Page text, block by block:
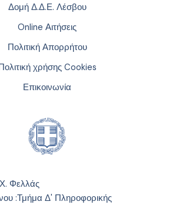
Δομή Δ.Δ.Ε. Λέσβου
Online Αιτήσεις
Πολιτική Απορρήτου
χρήσης Cookies
Επικοινωνία
Φελλάς
:Τμήμα Δ' Πληροφορικής